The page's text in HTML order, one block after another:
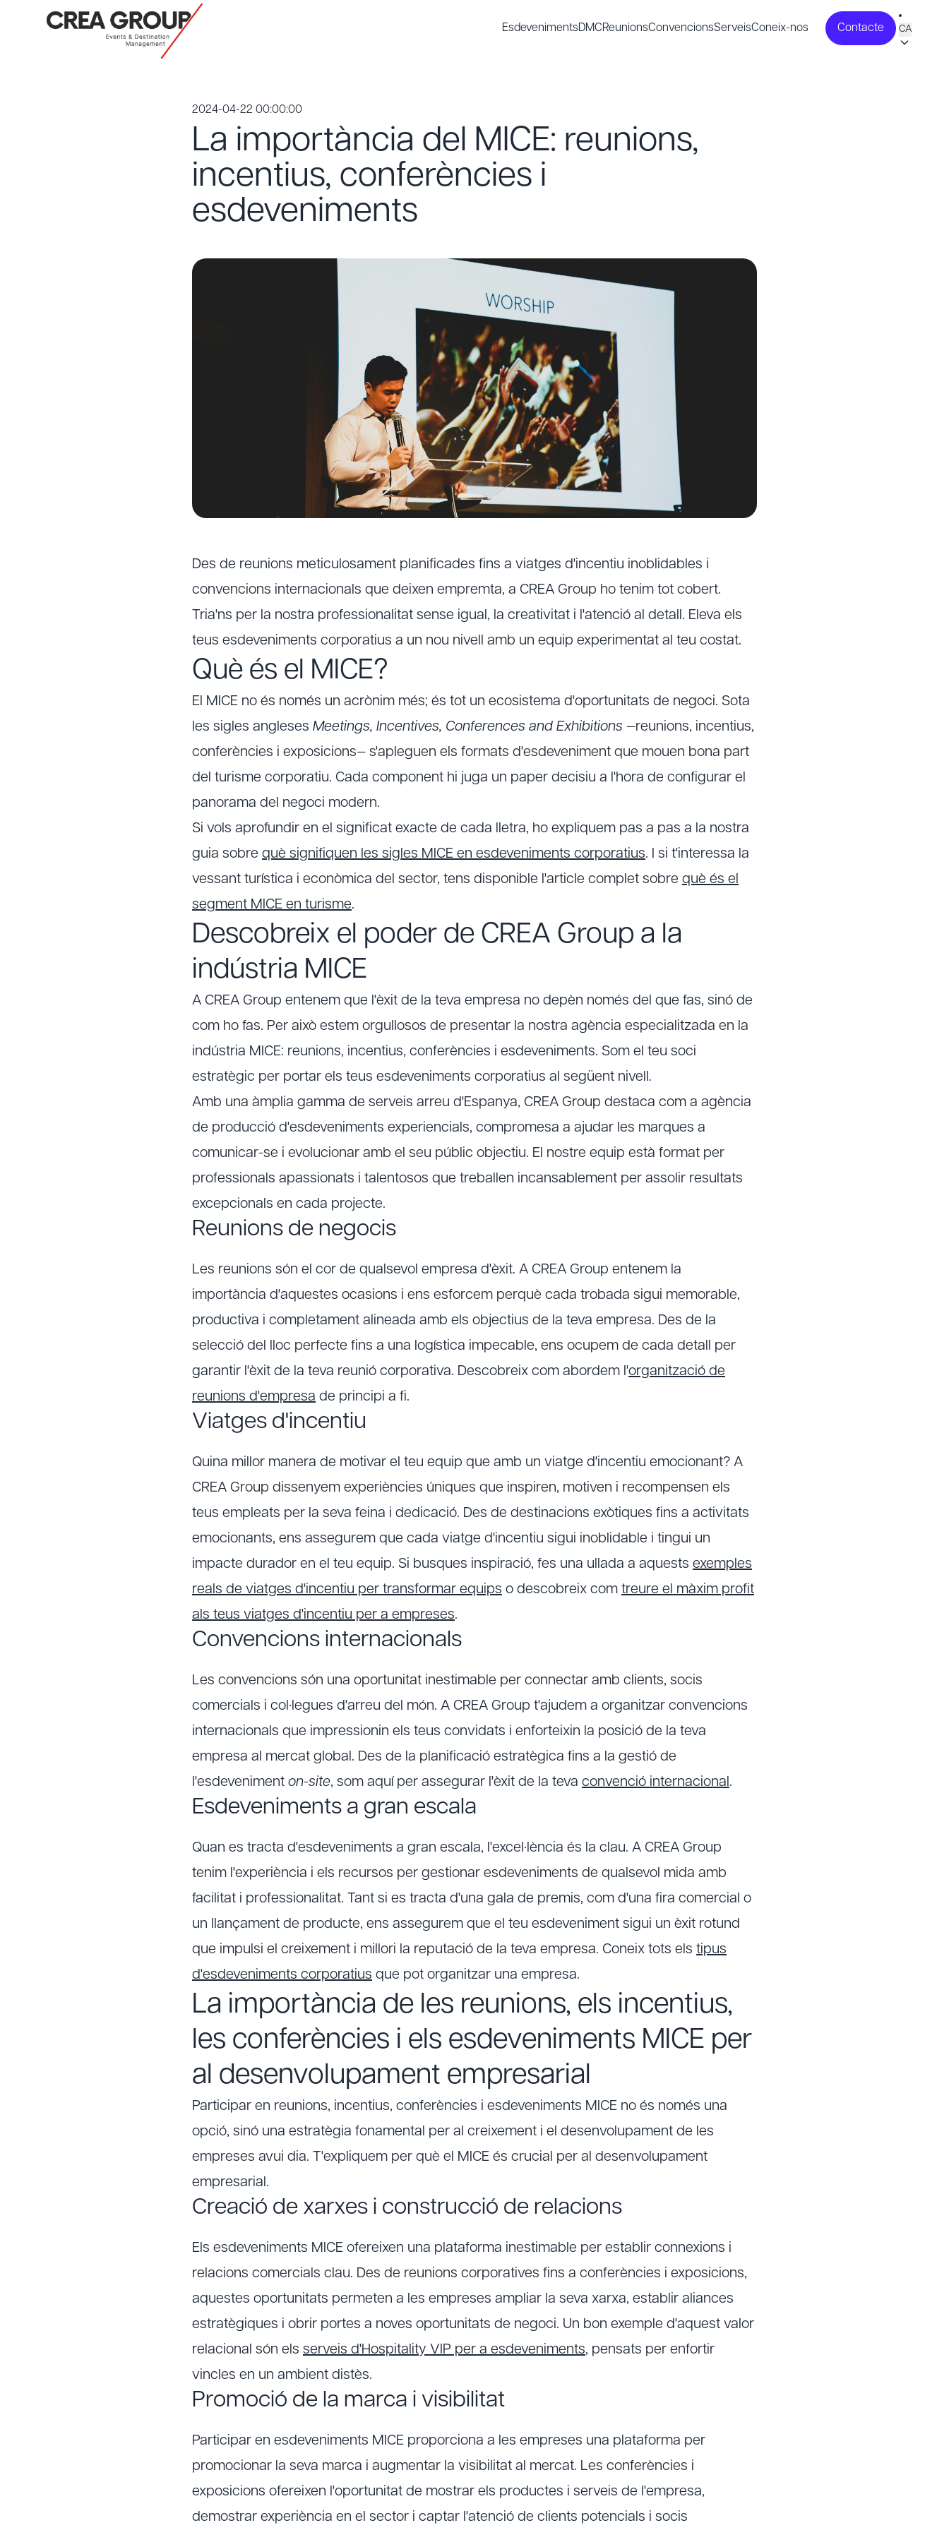
EsdevenimentsDMCReunionsConvencionsServeisConeix-nos Contacte CA
2024-04-22 00:00:00
La importància del MICE: reunions,
incentius, conferències i
esdeveniments
Des de reunions meticulosament planificades fins a viatges d'incentiu inoblidables i
convencions internacionals que deixen empremta, a CREA Group ho tenim tot cobert.
Tria'ns per la nostra professionalitat sense igual, la creativitat i l'atenció al detall. Eleva els
teus esdeveniments corporatius a un nou nivell amb un equip experimentat al teu costat.
Què és el MICE?
El MICE no és només un acrònim més; és tot un ecosistema d'oportunitats de negoci. Sota
les sigles angleses Meetings, Incentives, Conferences and Exhibitions —reunions, incentius,
conferències i exposicions— s'apleguen els formats d'esdeveniment que mouen bona part
del turisme corporatiu. Cada component hi juga un paper decisiu a l'hora de configurar el
panorama del negoci modern.
Si vols aprofundir en el significat exacte de cada lletra, ho expliquem pas a pas a la nostra
guia sobre què signifiquen les sigles MICE en esdeveniments corporatius. I si t'interessa la
vessant turística i econòmica del sector, tens disponible l'article complet sobre què és el
segment MICE en turisme.
Descobreix el poder de CREA Group a la
indústria MICE
A CREA Group entenem que l'èxit de la teva empresa no depèn només del que fas, sinó de
com ho fas. Per això estem orgullosos de presentar la nostra agència especialitzada en la
indústria MICE: reunions, incentius, conferències i esdeveniments. Som el teu soci
estratègic per portar els teus esdeveniments corporatius al següent nivell.
Amb una àmplia gamma de serveis arreu d'Espanya, CREA Group destaca com a agència
de producció d'esdeveniments experiencials, compromesa a ajudar les marques a
comunicar-se i evolucionar amb el seu públic objectiu. El nostre equip està format per
professionals apassionats i talentosos que treballen incansablement per assolir resultats
excepcionals en cada projecte.
Reunions de negocis
Les reunions són el cor de qualsevol empresa d'èxit. A CREA Group entenem la
importància d'aquestes ocasions i ens esforcem perquè cada trobada sigui memorable,
productiva i completament alineada amb els objectius de la teva empresa. Des de la
selecció del lloc perfecte fins a una logística impecable, ens ocupem de cada detall per
garantir l'èxit de la teva reunió corporativa. Descobreix com abordem l'organització de
reunions d'empresa de principi a fi.
Viatges d'incentiu
Quina millor manera de motivar el teu equip que amb un viatge d'incentiu emocionant? A
CREA Group dissenyem experiències úniques que inspiren, motiven i recompensen els
teus empleats per la seva feina i dedicació. Des de destinacions exòtiques fins a activitats
emocionants, ens assegurem que cada viatge d'incentiu sigui inoblidable i tingui un
impacte durador en el teu equip. Si busques inspiració, fes una ullada a aquests exemples
reals de viatges d'incentiu per transformar equips o descobreix com treure el màxim profit
als teus viatges d'incentiu per a empreses.
Convencions internacionals
Les convencions són una oportunitat inestimable per connectar amb clients, socis
comercials i col·legues d'arreu del món. A CREA Group t'ajudem a organitzar convencions
internacionals que impressionin els teus convidats i enforteixin la posició de la teva
empresa al mercat global. Des de la planificació estratègica fins a la gestió de
l'esdeveniment on-site, som aquí per assegurar l'èxit de la teva convenció internacional.
Esdeveniments a gran escala
Quan es tracta d'esdeveniments a gran escala, l'excel·lència és la clau. A CREA Group
tenim l'experiència i els recursos per gestionar esdeveniments de qualsevol mida amb
facilitat i professionalitat. Tant si es tracta d'una gala de premis, com d'una fira comercial o
un llançament de producte, ens assegurem que el teu esdeveniment sigui un èxit rotund
que impulsi el creixement i millori la reputació de la teva empresa. Coneix tots els tipus
d'esdeveniments corporatius que pot organitzar una empresa.
La importància de les reunions, els incentius,
les conferències i els esdeveniments MICE per
al desenvolupament empresarial
Participar en reunions, incentius, conferències i esdeveniments MICE no és només una
opció, sinó una estratègia fonamental per al creixement i el desenvolupament de les
empreses avui dia. T'expliquem per què el MICE és crucial per al desenvolupament
empresarial.
Creació de xarxes i construcció de relacions
Els esdeveniments MICE ofereixen una plataforma inestimable per establir connexions i
relacions comercials clau. Des de reunions corporatives fins a conferències i exposicions,
aquestes oportunitats permeten a les empreses ampliar la seva xarxa, establir aliances
estratègiques i obrir portes a noves oportunitats de negoci. Un bon exemple d'aquest valor
relacional són els serveis d'Hospitality VIP per a esdeveniments, pensats per enfortir
vincles en un ambient distès.
Promoció de la marca i visibilitat
Participar en esdeveniments MICE proporciona a les empreses una plataforma per
promocionar la seva marca i augmentar la visibilitat al mercat. Les conferències i
exposicions ofereixen l'oportunitat de mostrar els productes i serveis de l'empresa,
demostrar experiència en el sector i captar l'atenció de clients potencials i socis